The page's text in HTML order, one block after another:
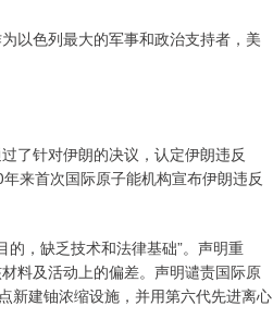
以色列最大的军事和政治支持者，美
了针对伊朗的决议，认定伊朗违反
来首次国际原子能机构宣布伊朗违反
，缺乏技术和法律基础”。声明重
料及活动上的偏差。声明谴责国际原
新建铀浓缩设施，并用第六代先进离心